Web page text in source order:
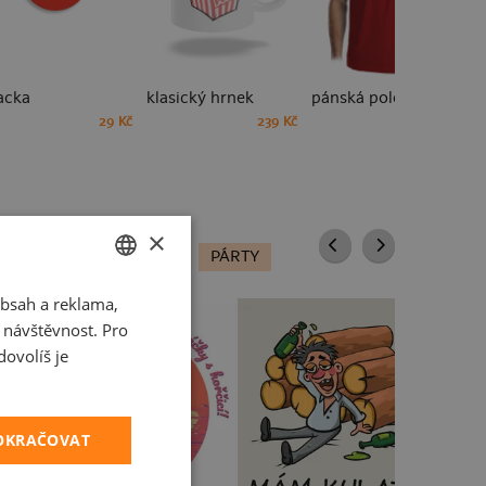
29 Kč
klasický hrnek
239 Kč
pánská polokošile
JÍDLO PÁRTY
CZECH
SLOVAK
×
a reklama,
Pro
je